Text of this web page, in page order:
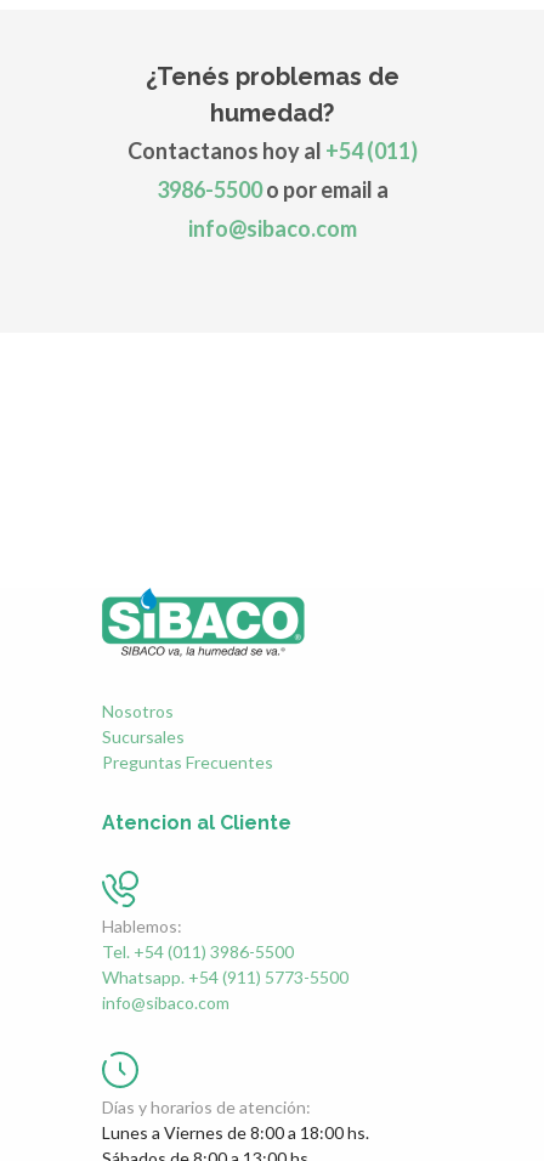
¿Tenés problemas de
humedad?
Contactanos hoy al +54 (011)
3986-5500o por email a
info@sibaco.com
Nosotros
Sucursales
Preguntas Frecuentes
Atencion al Cliente
Hablemos:
Tel. +54 (011) 3986-5500
Whatsapp. +54 (911) 5773-5500
info@sibaco.com
Días y horarios de atención:
Lunes a Viernes de 8:00 a 18:00 hs.